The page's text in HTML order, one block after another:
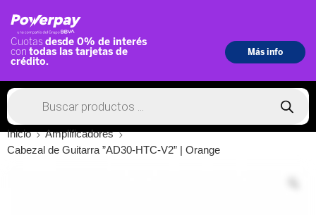
Inicio
Amplificadores
Cabezal de Guitarra ”AD30-HTC-V2” | Orange